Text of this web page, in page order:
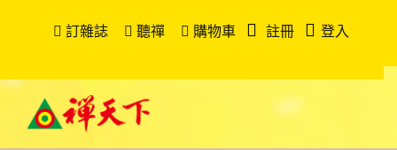
訂雜誌 聽禪 購物車 註冊 登入